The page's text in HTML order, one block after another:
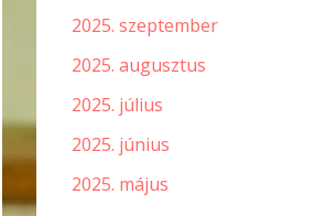
2025. szeptember
2025. augusztus
2025. július
2025. június
2025. május